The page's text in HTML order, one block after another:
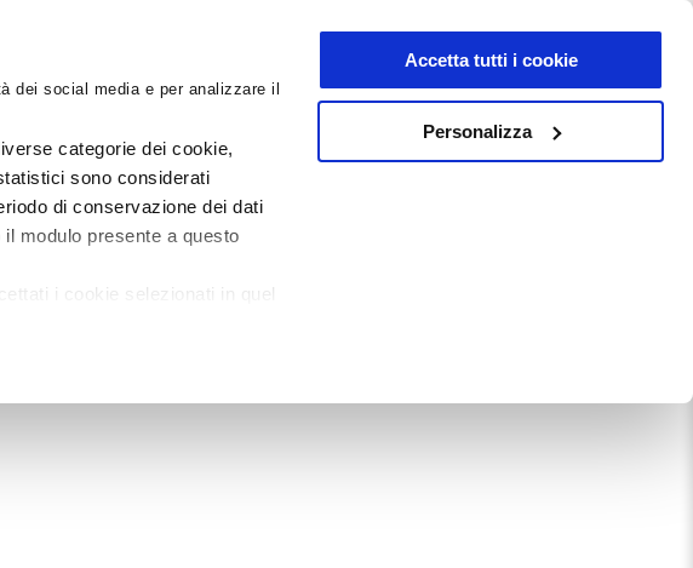
dei social media e per analizzare il
categorie dei cookie,
sono considerati
di conservazione dei dati
modulo presente a questo
i cookie selezionati in quel
Accetta tutti i cookie
Personalizza
NEWSLETTER
DOCUMENTI 0 0